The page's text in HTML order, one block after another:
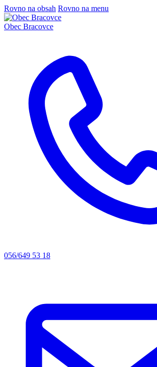
Rovno na obsah Rovno na menu
Obec Bracovce
056/649 53 18